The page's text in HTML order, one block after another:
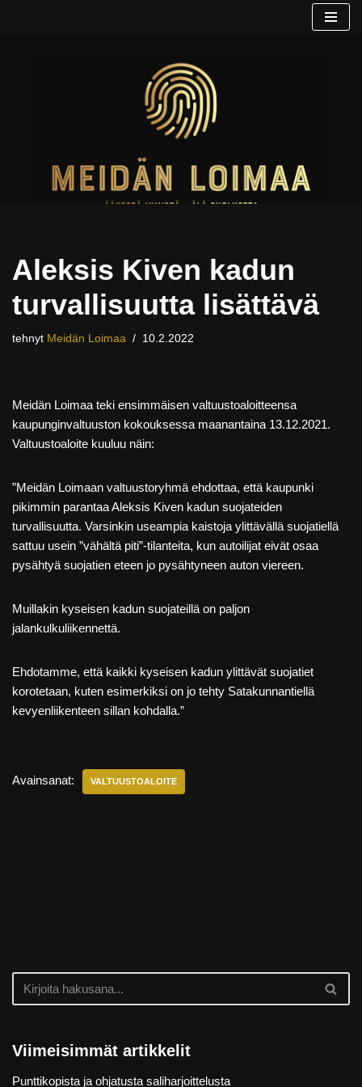
Aleksis Kiven kadun
turvallisuutta lisättävä
tehnyt Meidän Loimaa 10.2.2022
Meidän Loimaa teki ensimmäisen valtuustoaloitteensa
kaupunginvaltuuston kokouksessa maanantaina 13.12.2021.
Valtuustoaloite kuuluu näin:
”Meidän Loimaan valtuustoryhmä ehdottaa, että kaupunki
pikimmin parantaa Aleksis Kiven kadun suojateiden
turvallisuutta. Varsinkin useampia kaistoja ylittävällä suojatiellä
sattuu usein ”vähältä piti”-tilanteita, kun autoilijat eivät osaa
pysähtyä suojatien eteen jo pysähtyneen auton viereen.
Muillakin kyseisen kadun suojateillä on paljon
jalankulkuliikennettä.
Ehdotamme, että kaikki kyseisen kadun ylittävät suojatiet
korotetaan, kuten esimerkiksi on jo tehty Satakunnantiellä
kevyenliikenteen sillan kohdalla.”
Avainsanat: VALTUUSTOALOITE
Viimeisimmät artikkelit
Punttikopista ja ohjatusta saliharjoittelusta